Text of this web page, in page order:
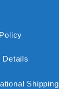
Details
Shipping